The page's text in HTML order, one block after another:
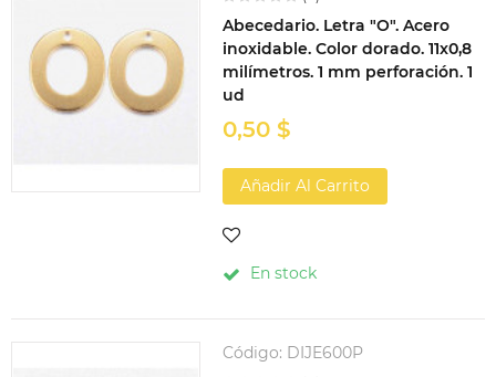
Abecedario. Letra "O". Acero
inoxidable. Color dorado. 11x0,8
milímetros. 1 mm perforación. 1
ud
0,50 $
Añadir Al Carrito
En stock
Código: DIJE600P